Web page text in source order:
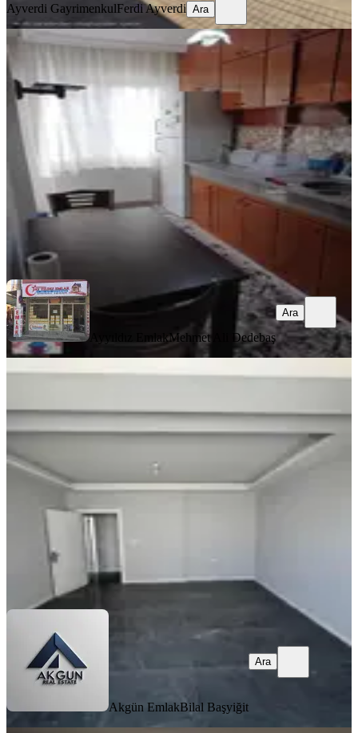
Ayverdi GayrimenkulFerdi Ayverdi Ara
YENİ
Cumhuriyet Mahallesi 2 + 1 Eşyalı
Kiralık Daire
Akhisar, Cumhuriyet Mahallesi
· 2. Kat 06.08.2026
26.000 ₺
Mehmet Ali Dedebaş
Ara
Ayyıldız EmlakMehmet Ali Dedebaş
Ara
Hürriyet Mahallesi İlçe Jandarma
Akhisar, Hürriyet Mahallesi
24.000 ₺
Akgün Emlak Bilal Başyiğit
Akgün EmlakBilal Başyiğit
Ara